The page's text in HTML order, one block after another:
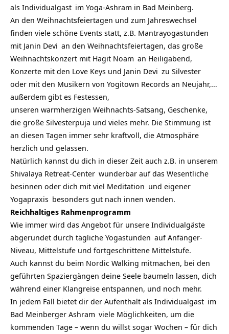
als Individualgast im Yoga-Ashram in Bad Meinberg.
An den Weihnachtsfeiertagen und zum Jahreswechsel
finden viele schöne Events statt, z.B. Mantrayogastunden
mit Janin Devi an den Weihnachtsfeiertagen, das große
Weihnachtskonzert mit Hagit Noam an Heiligabend,
Konzerte mit den Love Keys und Janin Devi zu Silvester
oder mit den Musikern von Yogitown Records an Neujahr,…
außerdem gibt es Festessen,
unseren warmherzigen Weihnachts-Satsang, Geschenke,
die große Silvesterpuja und vieles mehr. Die Stimmung ist
an diesen Tagen immer sehr kraftvoll, die Atmosphäre
herzlich und gelassen.
Natürlich kannst du dich in dieser Zeit auch z.B. in unserem
Shivalaya Retreat-Center wunderbar auf das Wesentliche
besinnen oder dich mit viel Meditation und eigener
Yogapraxis besonders gut nach innen wenden.
Reichhaltiges Rahmenprogramm
Wie immer wird das Angebot für unsere Individualgäste
abgerundet durch tägliche Yogastunden auf Anfänger-
Niveau, Mittelstufe und fortgeschrittene Mittelstufe.
Auch kannst du beim Nordic Walking mitmachen, bei den
geführten Spaziergängen deine Seele baumeln lassen, dich
während einer Klangreise entspannen, und noch mehr.
In jedem Fall bietet dir der Aufenthalt als Individualgast im
Bad Meinberger Ashram viele Möglichkeiten, um die
kommenden Tage – wenn du willst sogar Wochen – für dich